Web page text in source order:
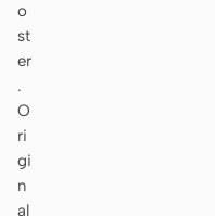
o
st
er
.
O
ri
gi
n
al